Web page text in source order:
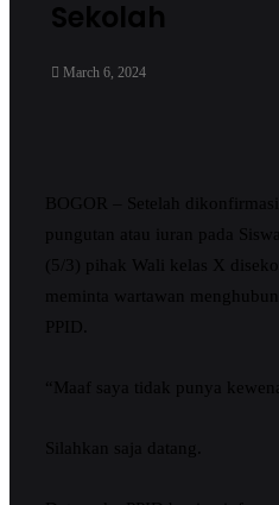
Sekolah
March 6, 2024
BOGOR – Setelah dikonfirmasi
pungutan atau iuran pada
(5/3) pihak Wali kelas X
meminta wartawan
PPID.
“Maaf saya tidak punya
Silahkan saja datang.